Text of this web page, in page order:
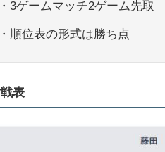
・3ゲームマッチ2ゲーム先取
・順位表の形式は勝ち点
表